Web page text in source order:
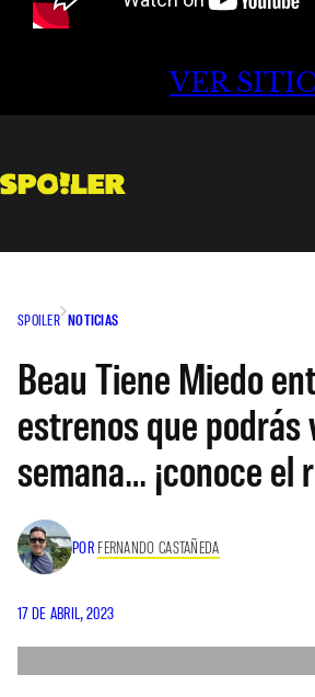
VER
SPOILER NOTICIAS
Beau Tiene Miedo
estrenos que podrás
semana… ¡conoce el
POR FERNANDO CASTAÑEDA
17 DE ABRIL, 2023